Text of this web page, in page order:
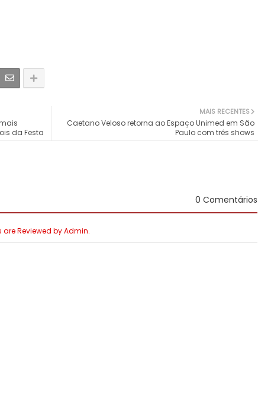
MAIS RECENTES
Caetano Veloso retorna ao Espaço Unimed em São
Paulo com três shows
da Festa
0 Comentários
are Reviewed by Admin.